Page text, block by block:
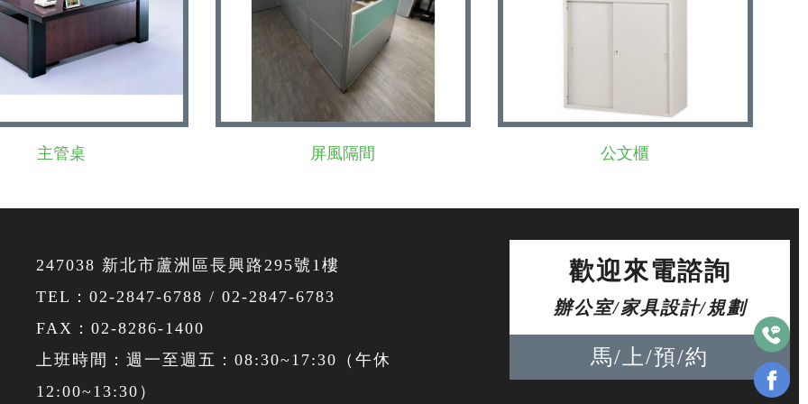
主管桌 屏風隔間 公文櫃
247038 新北市蘆洲區長興路295號1樓
TEL： 02-2847-6788 / 02-2847-6783
FAX：02-8286-1400
上班時間：週一至週五：08:30~17:30（午休
12:00~13:30）
歡迎來電諮詢
辦公室/家具設計/規劃
馬/上/預/約